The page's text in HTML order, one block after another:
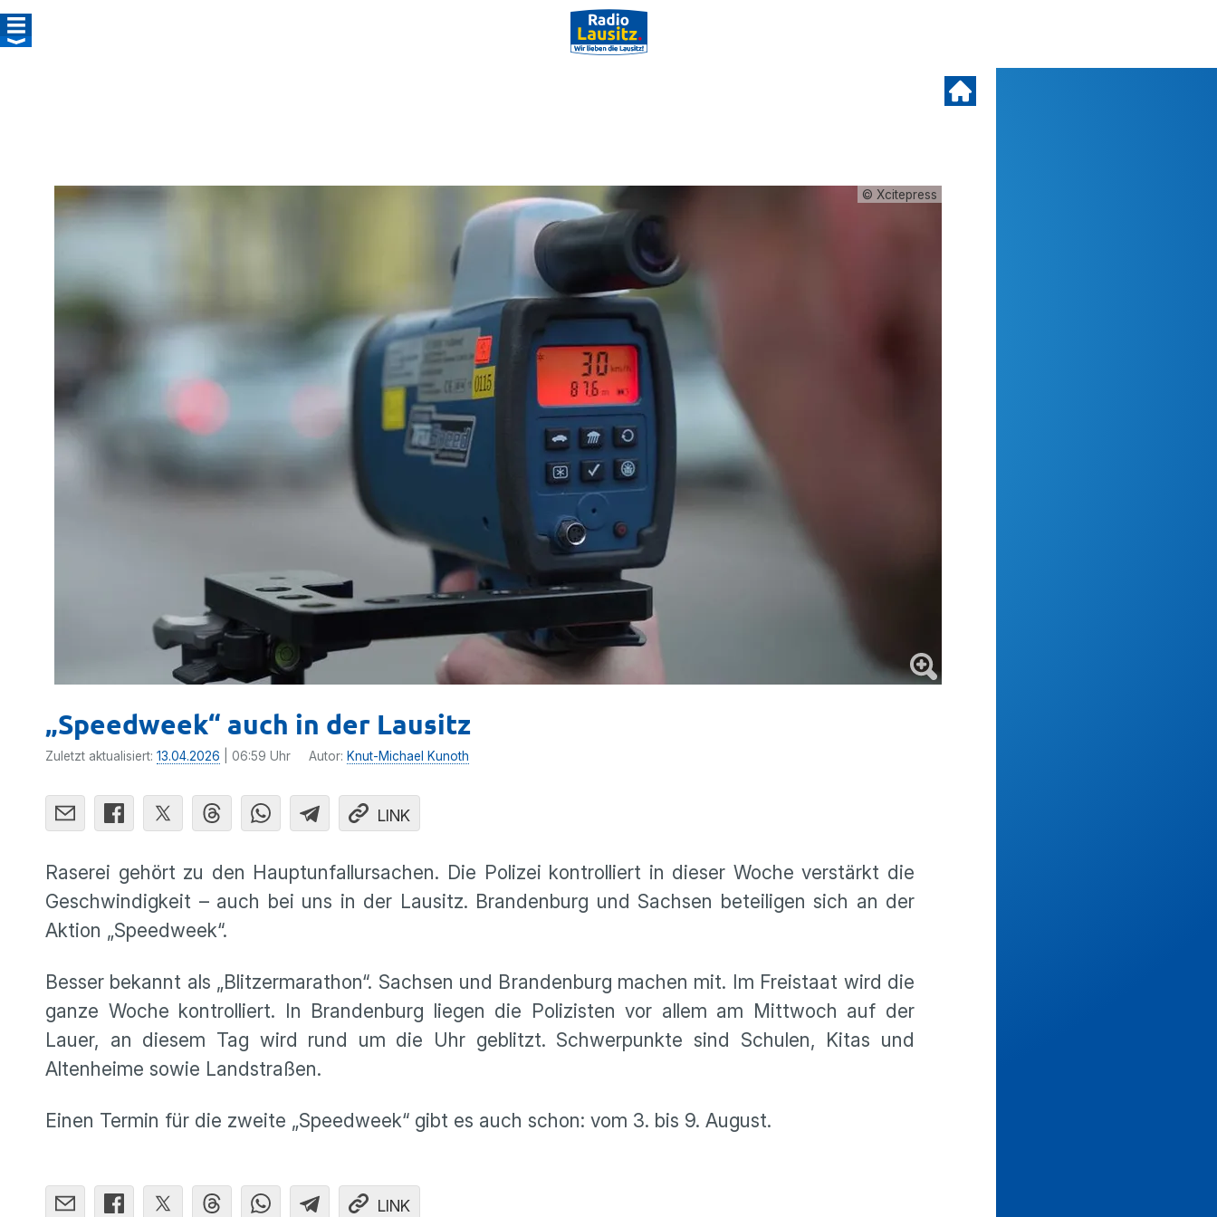
© Xcitepress
„Speedweek“ auch in der Lausitz
Zuletzt aktualisiert: 13.04.2026 | 06:59 Uhr Autor: Knut-Michael Kunoth
LINK
Raserei gehört zu den Hauptunfallursachen. Die Polizei kontrolliert in dieser Woche verstärkt die
Geschwindigkeit – auch bei uns in der Lausitz. Brandenburg und Sachsen beteiligen sich an der
Aktion „Speedweek“.
Besser bekannt als „Blitzermarathon“. Sachsen und Brandenburg machen mit. Im Freistaat wird die
ganze Woche kontrolliert. In Brandenburg liegen die Polizisten vor allem am Mittwoch auf der
Lauer, an diesem Tag wird rund um die Uhr geblitzt. Schwerpunkte sind Schulen, Kitas und
Altenheime sowie Landstraßen.
Einen Termin für die zweite „Speedweek“ gibt es auch schon: vom 3. bis 9. August.
LINK